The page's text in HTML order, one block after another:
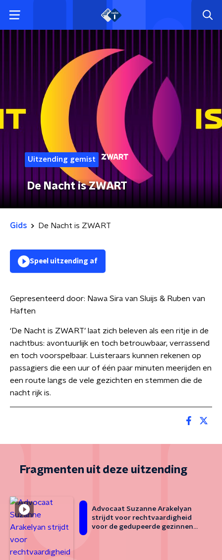
Uitzending gemist
De Nacht is ZWART
Gids De Nacht is ZWART
Speel uitzending af
Gepresenteerd door: Nawa Sira van Sluijs & Ruben van
Haften
‘De Nacht is ZWART’ laat zich beleven als een ritje in de
nachtbus: avontuurlijk en toch betrouwbaar, verrassend
en toch voorspelbaar. Luisteraars kunnen rekenen op
passagiers die een uur of één paar minuten meerijden en
een route langs de vele gezichten en stemmen die de
nacht rijk is.
Fragmenten uit deze uitzending
Advocaat Suzanne Arakelyan
strijdt voor rechtvaardigheid
voor de gedupeerde gezinnen